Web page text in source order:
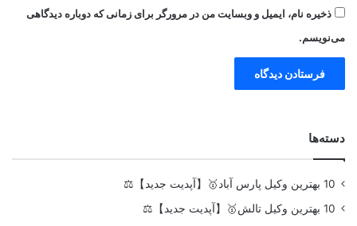
ذخیره نام، ایمیل و وبسایت من در مرورگر برای زمانی که دوباره دیدگاهی
می‌نویسم.
دسته‌ها
10 بهترین وکیل پارس آباد🥇【آپدیت جدید】⚖️
10 بهترین وکیل تالش🥇【آپدیت جدید】⚖️